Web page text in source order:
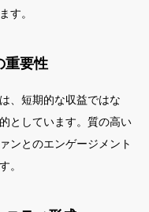
す。
重要性
、短期的な収益ではな
としています。質の高い
ンとのエンゲージメント
。